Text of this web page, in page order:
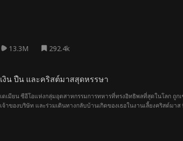
13.3M 292.4k
เงิน ปืน และคริสต์มาสสุดหรรษา
เดเมียน ซีอีโอแห่งกลุ่มอุตสาหกรรมการทหารที่ทรงอิทธิพลที่สุดในโลก ถู
เจ้าของบริษัท และร่วมเดินทางกลับบ้านเกิดของเธอในงานเลี้ยงคริสต์ม